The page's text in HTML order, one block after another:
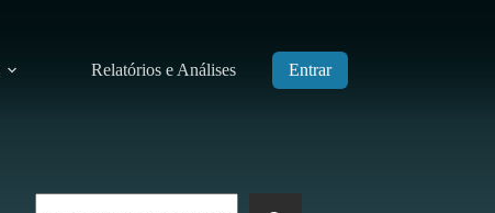
Relatórios e Análises Entrar